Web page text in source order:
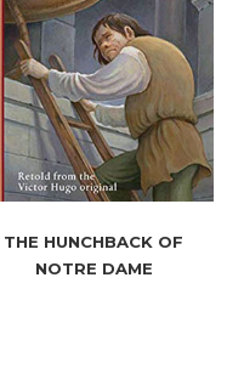
THE HUNCHBACK OF
NOTRE DAME